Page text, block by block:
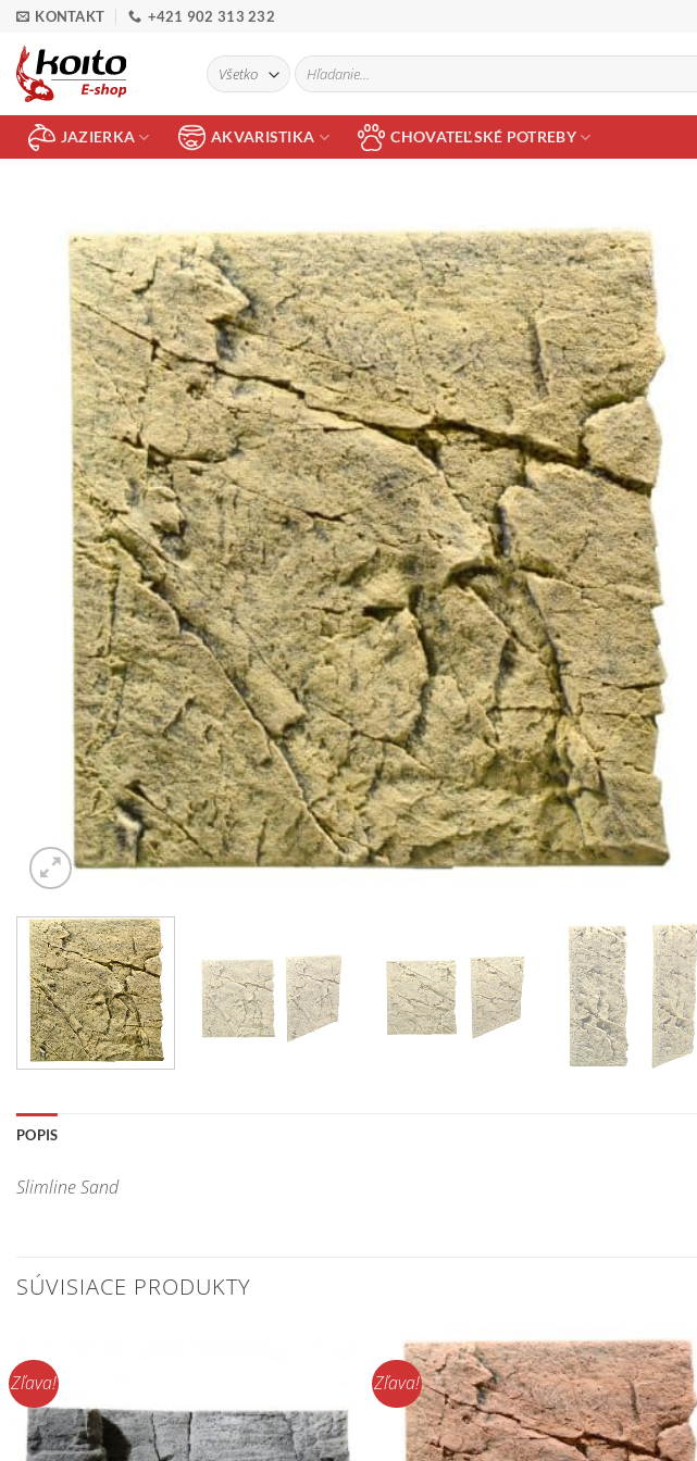
Skip
content
KONTAKT +421 902 313 232
Hľadať:
JAZIERKA AKVARISTIKA CHOVATEĽSKÉ POTREBY
Pridať do
zoznamu
obľúbených!
POPIS
Slimline Sand
SÚVISIACE PRODUKTY
Zľava!
obľúbených!
Zľava!
Pridať do
zoznamu
obľúbených!